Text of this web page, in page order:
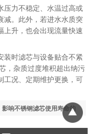
力不稳定、水温过高或
减。此外，若进水水质突
上升，也会出现流量快速
时滤芯与设备贴合不紧
，杂质过度堆积超出纳污
工况、定期维护更换，可
影响不锈钢滤芯使用寿命的